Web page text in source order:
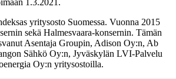
yritysosto Suomessa. Vuonna 2015
sekä Halmesvaara-konsernin. Tämän
Asentaja Groupin, Adison Oy:n, Ab
Sähkö Oy:n, Jyväskylän LVI-Palvelu
Oy:n yritysostoilla.